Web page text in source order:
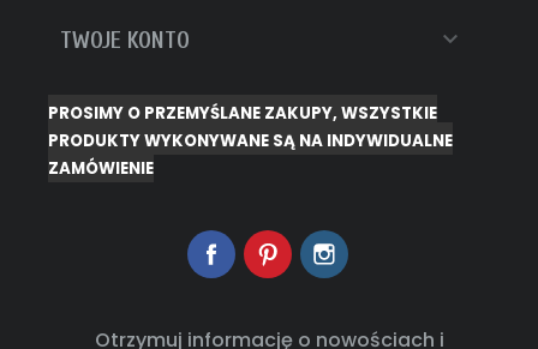
TWOJE KONTO 
PROSIMY O PRZEMYŚLANE ZAKUPY, WSZYSTKIE
PRODUKTY WYKONYWANE SĄ NA INDYWIDUALNE
ZAMÓWIENIE
FacebookPinterest
Otrzymuj informację o nowościach i